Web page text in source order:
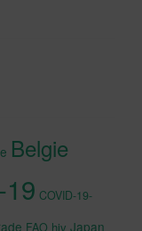
Belgie
COVID-19-
FAO hiv Japan